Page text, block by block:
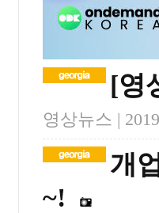
[영
영상뉴스 |
개
~!